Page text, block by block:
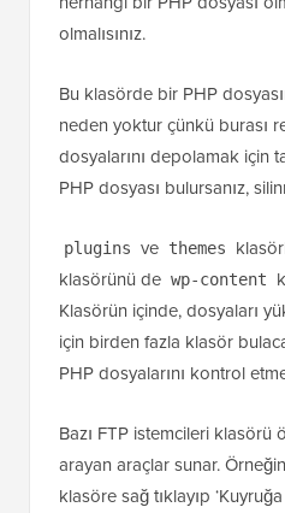
olmalısınız.
Bu klasörde bir PHP
neden yoktur çünkü burası
dosyalarını depolamak için
PHP dosyası bulursanız,
plugins ve themes
klasörünü de wp-content
Klasörün içinde, dosyaları
için birden fazla klasör
PHP dosyalarını kontrol
Bazı FTP istemcileri klasörü
arayan araçlar sunar.
klasöre sağ tıklayıp